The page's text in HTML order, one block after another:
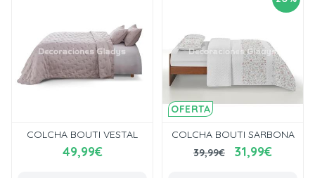
COLCHA BOUTI VESTAL
49,99€
OFERTA
COLCHA BOUTI SARBONA
39,99€
31,99€